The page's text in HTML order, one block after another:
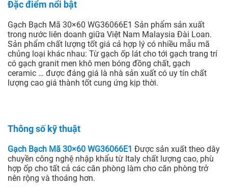
Đặc điểm nổi bật
Gạch Bạch Mã 30×60 WG36066E1 Sản phẩm sản xuất
trong nước liên doanh giữa Việt Nam Malaysia Đài Loan.
Sản phẩm chất lượng tốt giá cả hợp lý có nhiều mẫu mã
chủng loại khác nhau: Từ gạch ốp lát cho tới gạch trang trí
có gạch granit men khô men bóng đồng chất, gạch
ceramic … được đáng giá là nhà sản xuất có uy tín chất
lượng cao giá thành tốt cung ứng kịp thời.
Thông số kỹ thuật
Gạch Bạch Mã 30×60 WG36066E1 Được sản xuất theo dây
chuyền công nghệ nhập khẩu từ Italy chất lượng cao, phù
hợp ốp cho tất cả các căn phòng làm cho căn phòng trở
nên rộng và thoáng hơn.